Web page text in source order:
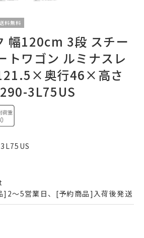
送料無料
幅120cm 3段 スチー
トワゴン ルミナスレ
奥行46×高さ
3L75US
]2～5営業日、[予約商品]入荷後発送